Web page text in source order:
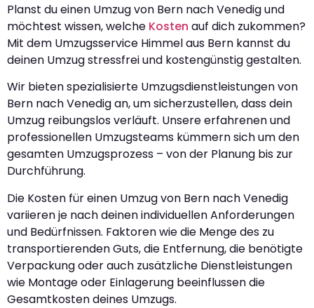
Planst du einen Umzug von Bern nach Venedig und
möchtest wissen, welche Kosten auf dich zukommen?
Mit dem Umzugsservice Himmel aus Bern kannst du
deinen Umzug stressfrei und kostengünstig gestalten.
Wir bieten spezialisierte Umzugsdienstleistungen von
Bern nach Venedig an, um sicherzustellen, dass dein
Umzug reibungslos verläuft. Unsere erfahrenen und
professionellen Umzugsteams kümmern sich um den
gesamten Umzugsprozess – von der Planung bis zur
Durchführung.
Die Kosten für einen Umzug von Bern nach Venedig
variieren je nach deinen individuellen Anforderungen
und Bedürfnissen. Faktoren wie die Menge des zu
transportierenden Guts, die Entfernung, die benötigte
Verpackung oder auch zusätzliche Dienstleistungen
wie Montage oder Einlagerung beeinflussen die
Gesamtkosten deines Umzugs.